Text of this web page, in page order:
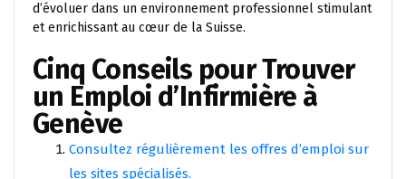
d’évoluer dans un environnement professionnel stimulant
et enrichissant au cœur de la Suisse.
Cinq Conseils pour Trouver
un Emploi d’Infirmière à
Genève
Consultez régulièrement les offres d’emploi sur
les sites spécialisés.